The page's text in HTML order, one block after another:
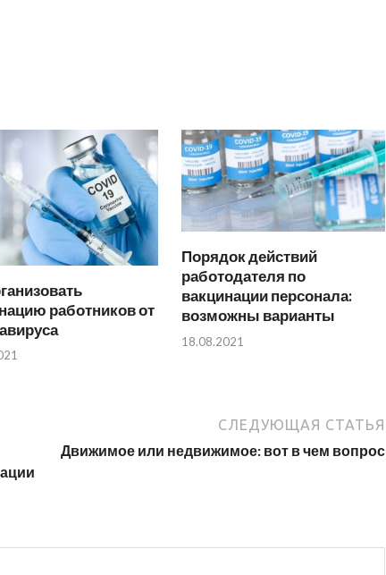
работников от
Порядок действий
работодателя по
вакцинации персонала:
возможны варианты
18.08.2021
СЛЕДУЮЩАЯ СТАТЬЯ
Движимое или недвижимое: вот в чем вопрос